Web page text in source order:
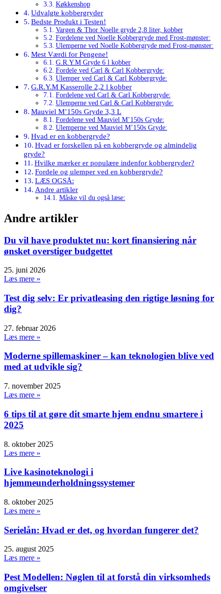
Køkkenshop
Udvalgte kobbergryder
Bedste Produkt i Testen!
Vargen & Thor Noelle gryde 2,8 liter, kobber
Fordelene ved Noelle Kobbergryde med Frost-mønster:
Ulemperne ved Noelle Kobbergryde med Frost-mønster:
Mest Værdi for Pengene!
G.R.Y.M Gryde 6 l kobber
Fordele ved Carl & Carl Kobbergryde:
Ulemper ved Carl & Carl Kobbergryde:
G.R.Y.M Kasserolle 2,2 l kobber
Fordelene ved Carl & Carl Kobbergryde:
Ulemperne ved Carl & Carl Kobbergryde:
Mauviel M’150s Gryde 3,3 L
Fordelene ved Mauviel M’150s Gryde:
Ulemperne ved Mauviel M’150s Gryde:
Hvad er en kobbergryde?
Hvad er forskellen på en kobbergryde og almindelig
gryde?
Hvilke mærker er populære indenfor kobbergryder?
Fordele og ulemper ved en kobbergryde?
LÆS OGSÅ:
Andre artikler
Måske vil du også læse:
Andre artikler
Du vil have produktet nu: kort finansiering når
ønsket overstiger budgettet
25. juni 2026
Læs mere »
Test dig selv: Er privatleasing den rigtige løsning for
dig?
27. februar 2026
Læs mere »
Moderne spillemaskiner – kan teknologien blive ved
med at udvikle sig?
7. november 2025
Læs mere »
6 tips til at gøre dit smarte hjem endnu smartere i
2025
8. oktober 2025
Læs mere »
Live kasinoteknologi i
hjemmeunderholdningssystemer
8. oktober 2025
Læs mere »
Serielån: Hvad er det, og hvordan fungerer det?
25. august 2025
Læs mere »
Pest Modellen: Nøglen til at forstå din virksomheds
omgivelser